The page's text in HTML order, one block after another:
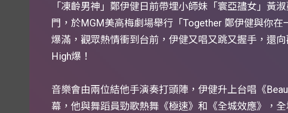
「凍齡男神」鄭伊健日前帶埋小師妹「寰亞孻女」黃
門，於MGM美高梅劇場舉行「Together 鄭伊健與你在
爆滿，觀眾熱情衝到台前，伊健又唱又跳又握手，還
High爆！
音樂會由兩位結他手演奏打頭陣，伊健升上台唱《
幕，他與舞蹈員勁歌熱舞《極速》和《全城效應》，